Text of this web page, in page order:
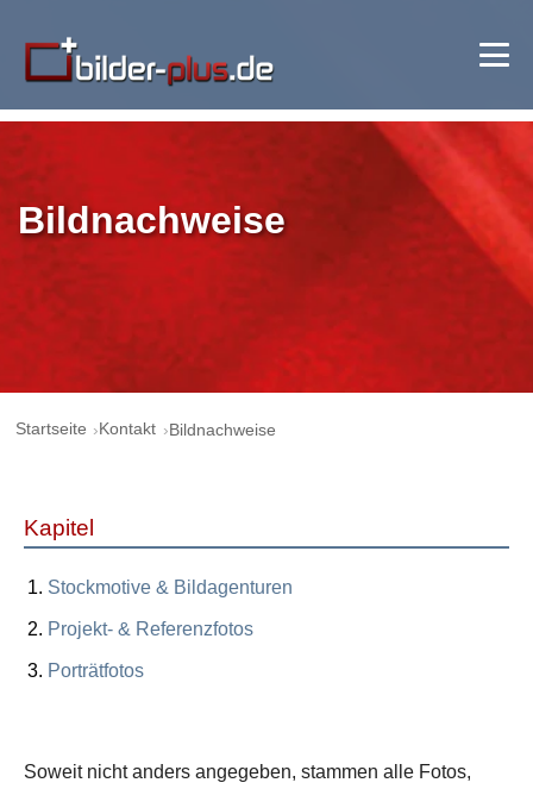
Bildnachweise
Startseite Kontakt Bildnachweise
Kapitel
Stockmotive & Bildagenturen
Projekt- & Referenzfotos
Porträtfotos
Soweit nicht anders angegeben, stammen alle Fotos,